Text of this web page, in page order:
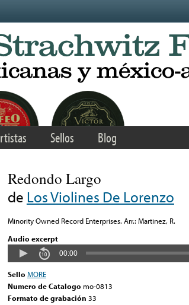
Sellos Blog
Redondo Largo
de Los Violines De Lorenzo
Minority Owned Record Enterprises. Arr.: Martinez, R.
Audio excerpt
00:00
Sello MORE
Numero de Catalogo mo-0813
Formato de grabación 33